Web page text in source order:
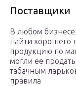
Поставщики
В любом
найти хорошего
продукцию по
могли ее
табачным
правила